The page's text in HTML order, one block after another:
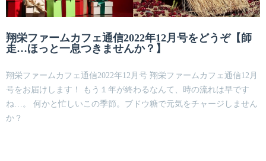
翔栄ファームカフェ通信2022年12月号をどうぞ【師
走…ほっと一息つきませんか？】
翔栄ファームカフェ通信2022年12月号 翔栄ファームカフェ通信12月
号をお届けします！ もう１年が終わるなんて、時の流れは早です
ね…。 何かと忙しいこの季節。ブドウ糖で元気をチャージしません
か？